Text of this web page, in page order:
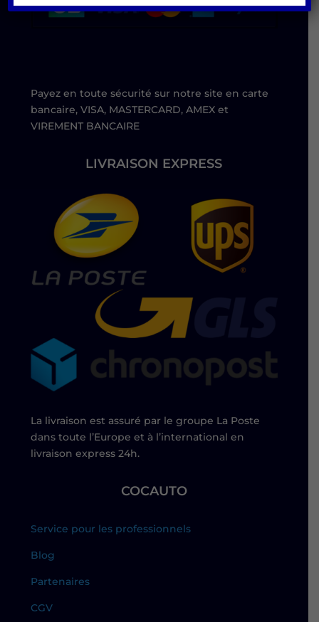
Payez en toute sécurité sur notre site en carte
bancaire, VISA, MASTERCARD, AMEX et
VIREMENT BANCAIRE
LIVRAISON EXPRESS
La livraison est assuré par le groupe La Poste
dans toute l’Europe et à l’international en
livraison express 24h.
COCAUTO
Service pour les professionnels
Blog
Partenaires
CGV